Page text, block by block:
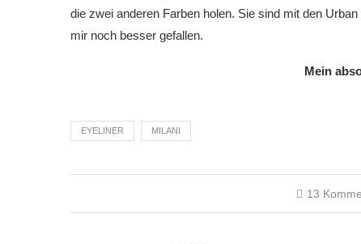
die zwei anderen Farben holen. Sie sind mit den
mir noch besser gefallen.
Mein
EYELINER MILANI
13